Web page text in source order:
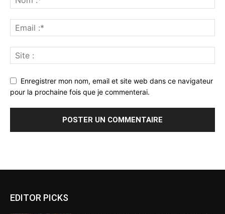
Enregistrer mon nom, email et site web dans ce navigateur
pour la prochaine fois que je commenterai.
EDITOR PICKS